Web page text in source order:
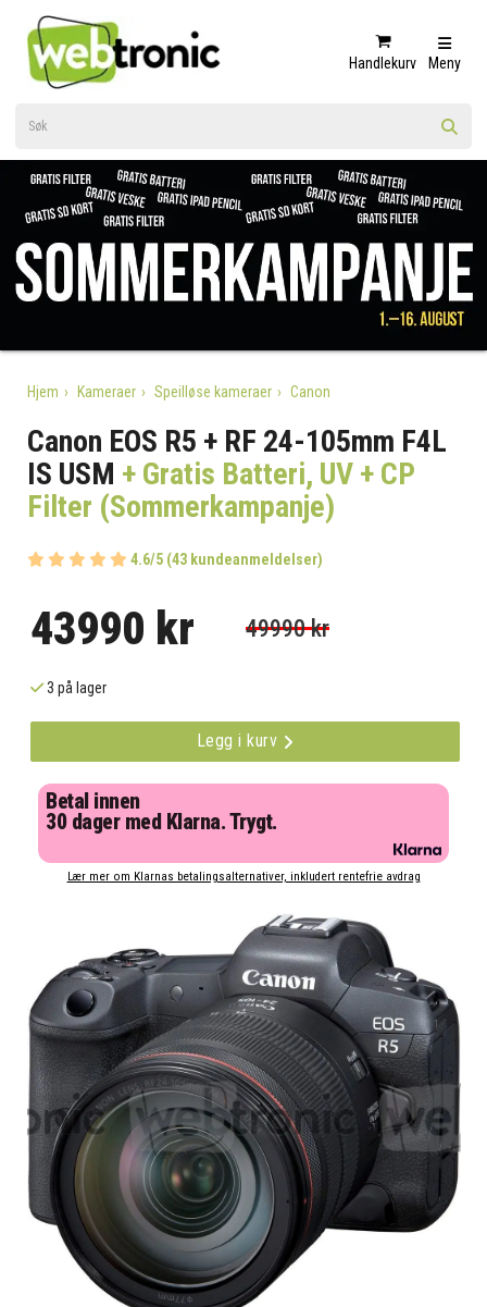
Handlekurv Meny
Hjem Kameraer Speilløse kameraer Canon
Canon EOS R5 + RF 24-105mm F4L
IS USM + Gratis Batteri, UV + CP
Filter (Sommerkampanje)
4.6/5 (43 kundeanmeldelser)
43990 kr 49990 kr
3 på lager
Legg i kurv
Betal innen
30 dager med Klarna. Trygt.
Lær mer om Klarnas betalingsalternativer, inkludert rentefrie avdrag